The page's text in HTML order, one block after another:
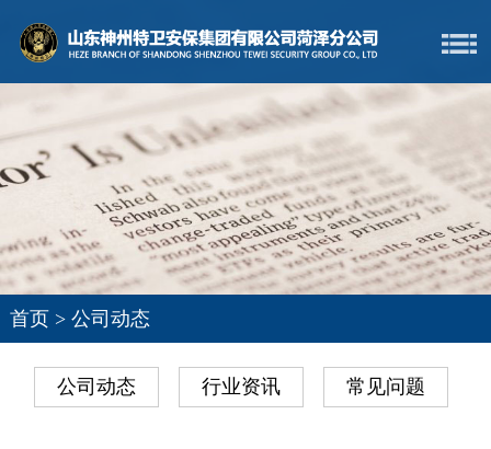
首页> 公司动态
公司动态 行业资讯 常见问题